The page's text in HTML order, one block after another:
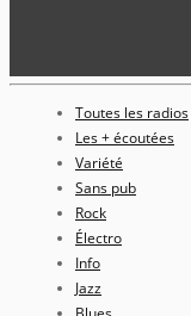
Toutes les radios
Les + écoutées
Variété
Sans pub
Rock
Électro
Info
Jazz